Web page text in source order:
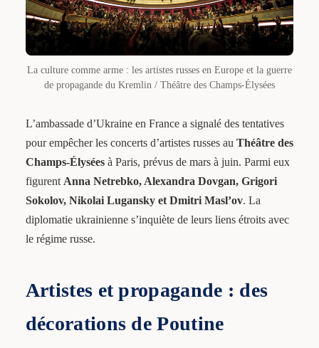
La culture comme arme : les artistes russes en Europe et la guerre
de propagande du Kremlin / Théâtre des Champs-Élysées
L’ambassade d’Ukraine en France a signalé des tentatives
pour empêcher les concerts d’artistes russes au Théâtre des
Champs-Élyséesà Paris, prévus de mars à juin. Parmi eux
figurent Anna Netrebko, Alexandra Dovgan, Grigori
Sokolov, Nikolai Lugansky et Dmitri Masl’ov. La
diplomatie ukrainienne s’inquiète de leurs liens étroits avec
le régime russe.
Artistes et propagande : des
décorations de Poutine